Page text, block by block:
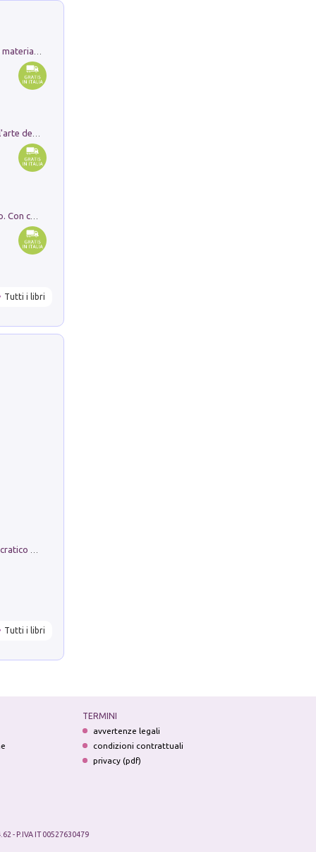
Ricerche dei dottorandi in storia dell'arte della Sapienza
Tutti i libri
Tutti i libri
TERMINI
avvertenze legali
condizioni contrattuali
privacy (pdf)
- P.IVA IT 00527630479